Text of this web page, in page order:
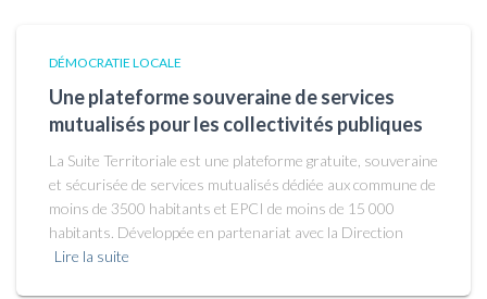
DÉMOCRATIE LOCALE
Une plateforme souveraine de services
mutualisés pour les collectivités publiques
La Suite Territoriale est une plateforme gratuite, souveraine
et sécurisée de services mutualisés dédiée aux commune de
moins de 3500 habitants et EPCI de moins de 15 000
habitants. Développée en partenariat avec la Direction
Lire la suite